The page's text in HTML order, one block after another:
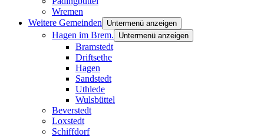
Wremen
Weitere Gemeinden
Untermenü anzeigen
Hagen im Brem. Untermenü anzeigen
Bramstedt
Driftsethe
Hagen
Sandstedt
Uthlede
Wulsbüttel
Beverstedt
Loxstedt
Schiffdorf